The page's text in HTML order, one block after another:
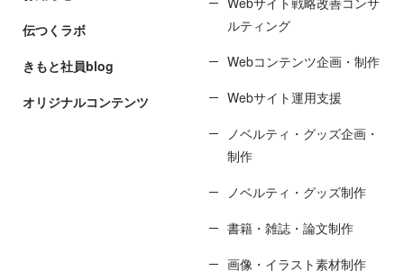
伝つくラボ
きもと社員blog
オリジナルコンテンツ
ルティング
Webコンテンツ企画・制作
Webサイト運用支援
ノベルティ・グッズ企画・
制作
ノベルティ・グッズ制作
書籍・雑誌・論文制作
画像・イラスト素材制作